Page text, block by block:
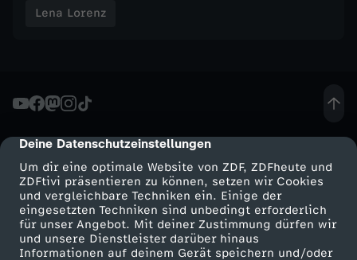
cmp-dialog-description
Deine Datenschutzeinstellungen
Um dir eine optimale Website von ZDF, ZDFheute und
ZDFtivi präsentieren zu können, setzen wir Cookies
und vergleichbare Techniken ein. Einige der
eingesetzten Techniken sind unbedingt erforderlich
für unser Angebot. Mit deiner Zustimmung dürfen wir
und unsere Dienstleister darüber hinaus
Informationen auf deinem Gerät speichern und/oder
Lena Lorenz
Mehr ZDF Service